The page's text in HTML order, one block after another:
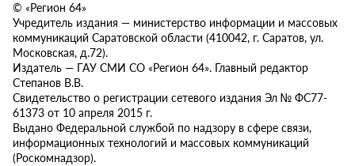
© «Регион 64»
Учредитель издания — министерство информации и массовых
коммуникаций Саратовской области (410042, г. Саратов, ул.
Московская, д.72).
Издатель — ГАУ СМИ СО «Регион 64». Главный редактор
Степанов В.В.
Свидетельство о регистрации сетевого издания Эл № ФС77-
61373 от 10 апреля 2015 г.
Выдано Федеральной службой по надзору в сфере связи,
информационных технологий и массовых коммуникаций
(Роскомнадзор).